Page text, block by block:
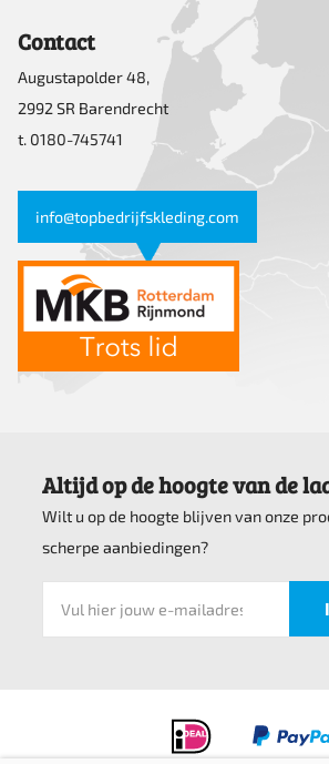
Contact
Augustapolder 48,
2992 SR Barendrecht
t. 0180-745741
info@topbedrijfskleding.com
Altijd op de hoogte van de
Wilt u op de hoogte blijven van onze
scherpe aanbiedingen?